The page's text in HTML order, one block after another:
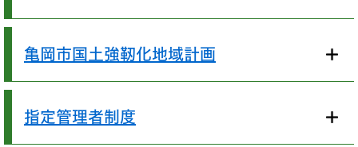
亀岡市国土強靭化地域計画
指定管理者制度